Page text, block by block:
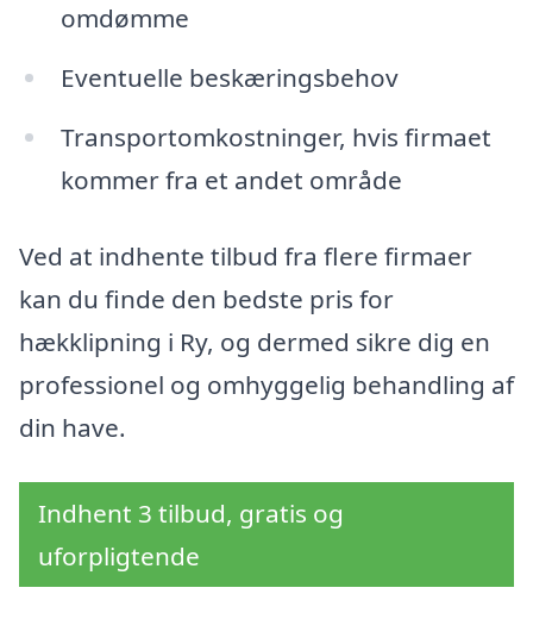
omdømme
Eventuelle beskæringsbehov
Transportomkostninger, hvis firmaet
kommer fra et andet område
Ved at indhente tilbud fra flere firmaer
kan du finde den bedste pris for
hækklipning i Ry, og dermed sikre dig en
professionel og omhyggelig behandling af
din have.
Indhent 3 tilbud, gratis og
uforpligtende